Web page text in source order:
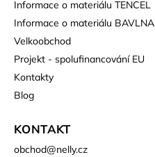
Informace o materiálu TENCEL
Informace o materiálu BAVLNA
Velkoobchod
Projekt - spolufinancování EU
Kontakty
Blog
KONTAKT
obchod@nelly.cz